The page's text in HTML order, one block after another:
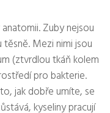
Zuby nejsou
Mezi nimi jsou
(ztvrdlou tkáň kolem
pro bakterie.
jak dobře umíte, se
kyseliny pracují